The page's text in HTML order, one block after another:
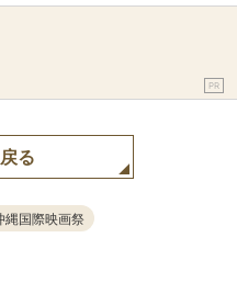
PR
る
縄国際映画祭